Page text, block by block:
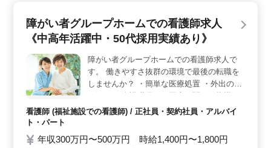
間設けられており、プライベートの時間も大切にできま
す。 ＜幅広い医療サービスの提供＞ この病院は地
域の基幹病院として、多岐にわたる医療サービスを提供
しています。様々な医療ニーズに対応することが可能
で、多くの患者と接し、経験を活かす機会があります。
障がい者グループホームでの看護師求人
《中高年活躍中・50代採用実績あり》
障がい者グループホームでの看護師求人で
す。 働きやすさ抜群の環境で最後の転職を
しませんか？ ・簡単な医療処置 ・外出の付
食事、排泄補助 ・入浴の介助 ・ベッドメイ
看護師 (福祉施設での看護師) / 正社員・契約社員・アルバイ
ト・パート
年収300万円〜500万円 時給1,400円〜1,800円